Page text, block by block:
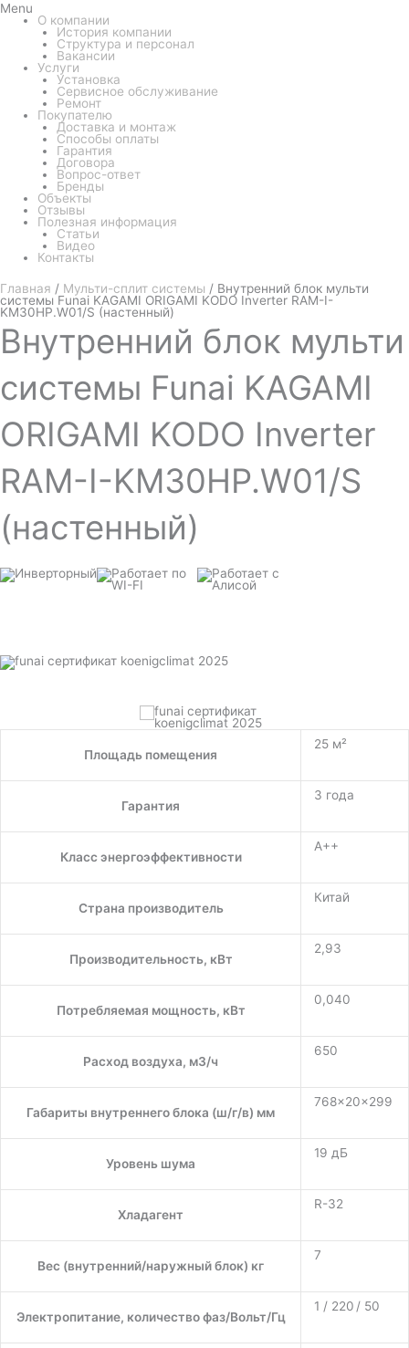
Menu
О компании
История компании
Структура и персонал
Вакансии
Услуги
Установка
Сервисное обслуживание
Ремонт
Покупателю
Доставка и монтаж
Способы оплаты
Гарантия
Договора
Вопрос-ответ
Бренды
Объекты
Отзывы
Полезная информация
Статьи
Видео
Контакты
Главная / Мульти-сплит системы / Внутренний блок мульти
системы Funai KAGAMI ORIGAMI KODO Inverter RAM-I-
KM30HP.W01/S (настенный)
Внутренний блок мульти
системы Funai KAGAMI
ORIGAMI KODO Inverter
RAM-I-KM30HP.W01/S
(настенный)
Площадь помещения
25 м²
Гарантия
3 года
Класс энергоэффективности
A++
Страна производитель
Китай
Производительность, кВт
2,93
Потребляемая мощность, кВт
0,040
Расход воздуха, м3/ч
650
Габариты внутреннего блока (ш/г/в) мм
768×20×299
Уровень шума
19 дБ
Хладагент
R-32
Вес (внутренний/наружный блок) кг
7
Электропитание, количество фаз/Вольт/Гц
1 / 220 / 50